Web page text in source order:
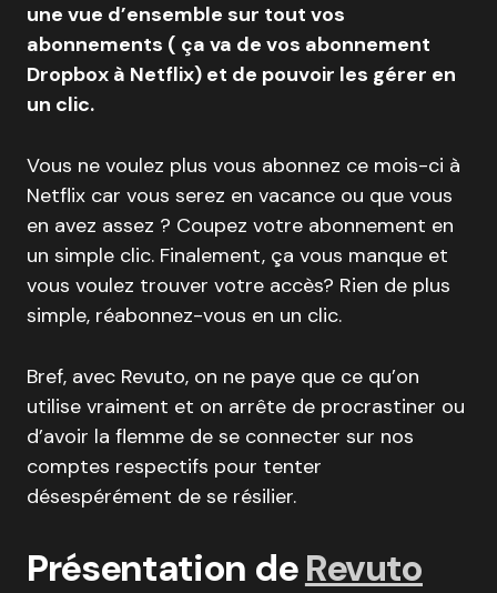
une vue d’ensemble sur tout vos
abonnements ( ça va de vos abonnement
Dropbox à Netflix) et de pouvoir les gérer en
un clic.
Vous ne voulez plus vous abonnez ce mois-ci à
Netflix car vous serez en vacance ou que vous
en avez assez ? Coupez votre abonnement en
un simple clic. Finalement, ça vous manque et
vous voulez trouver votre accès? Rien de plus
simple, réabonnez-vous en un clic.
Bref, avec Revuto, on ne paye que ce qu’on
utilise vraiment et on arrête de procrastiner ou
d’avoir la flemme de se connecter sur nos
comptes respectifs pour tenter
désespérément de se résilier.
Présentation deRevuto